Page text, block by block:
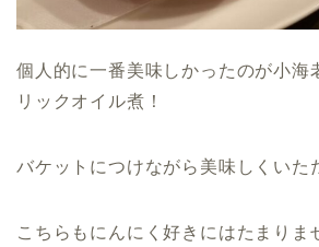
個人的に一番美味しかったのが小海
リックオイル煮！
バケットにつけながら美味しくいた
こちらもにんにく好きにはたまりま